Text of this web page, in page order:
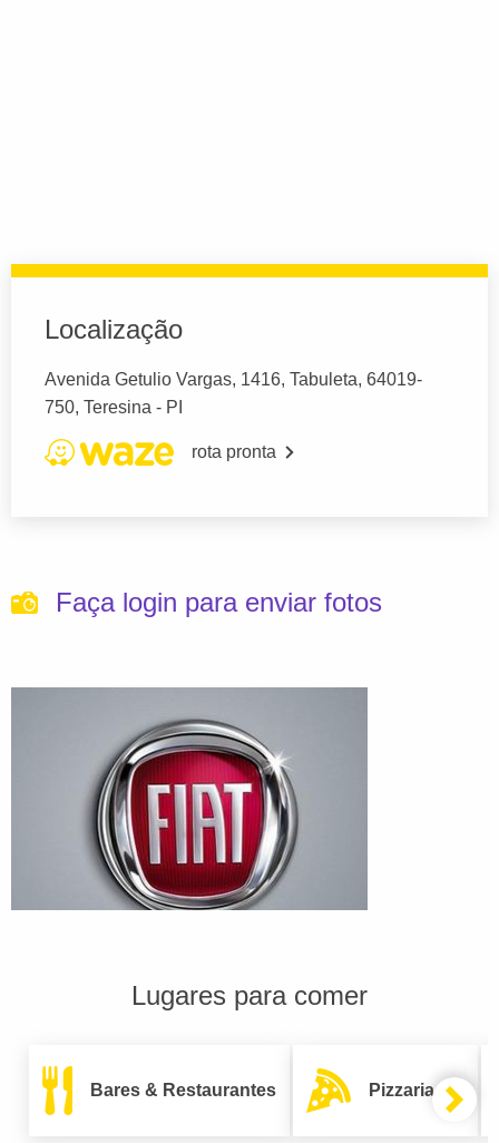
Localização
Avenida Getulio Vargas, 1416, Tabuleta, 64019-
750, Teresina - PI
rota pronta
Faça login para enviar fotos
Lugares para comer
Bares & Restaurantes Pizzarias